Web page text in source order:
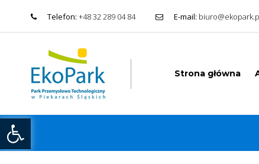
Otwórz pasek narzędzi
Telefon: +48 32 289 04 84 E-mail:
Strona główna